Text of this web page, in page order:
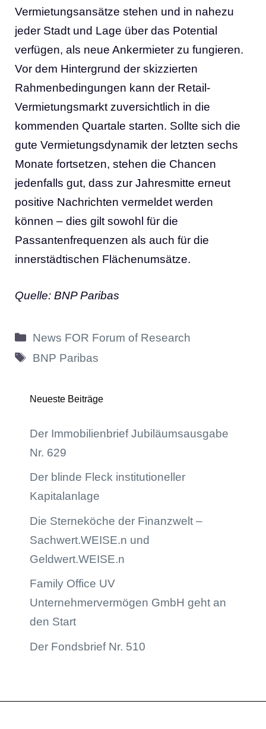
Vermietungsansätze stehen und in nahezu
jeder Stadt und Lage über das Potential
verfügen, als neue Ankermieter zu fungieren.
Vor dem Hintergrund der skizzierten
Rahmenbedingungen kann der Retail-
Vermietungsmarkt zuversichtlich in die
kommenden Quartale starten. Sollte sich die
gute Vermietungsdynamik der letzten sechs
Monate fortsetzen, stehen die Chancen
jedenfalls gut, dass zur Jahresmitte erneut
positive Nachrichten vermeldet werden
können – dies gilt sowohl für die
Passantenfrequenzen als auch für die
innerstädtischen Flächenumsätze.
Quelle: BNP Paribas
Kategorien
News FOR Forum of Research
Schlagwörter
BNP Paribas
Neueste Beiträge
Der Immobilienbrief Jubiläumsausgabe
Nr. 629
Der blinde Fleck institutioneller
Kapitalanlage
Die Sterneköche der Finanzwelt –
Sachwert.WEISE.n und
Geldwert.WEISE.n
Family Office UV
Unternehmervermögen GmbH geht an
den Start
Der Fondsbrief Nr. 510